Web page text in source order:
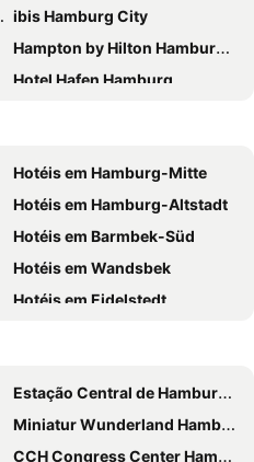
ibis Hamburg City
Hampton by Hilton Hamburg City Centre
Hotel Hafen Hamburg
Courtyard by Marriott Hamburg Airport
Novotel Hamburg City Alster
ibis budget Hamburg City
Bettenburg Hotel & Hostel
Crowne Plaza Hamburg - City Alster By Ihg
Holiday Inn - the niu, Yen Hamburg City
IntercityHotel Hamburg Hauptbahnhof
Hotéis em Hamburg-Mitte
Hotéis em Hamburg-Altstadt
Hotéis em Barmbek-Süd
Hotéis em Wandsbek
Hotéis em Eidelstedt
Estação Central de Hamburgo
Miniatur Wunderland Hamburg
CCH Congress Center Hamburg